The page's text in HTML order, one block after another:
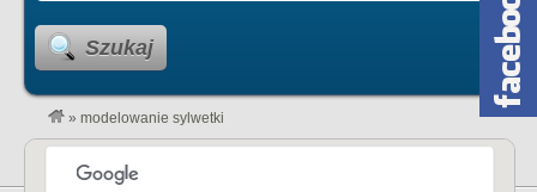
Szukaj
» modelowanie sylwetki